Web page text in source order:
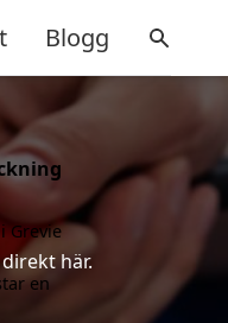
Blogg
här.
Grevie
en